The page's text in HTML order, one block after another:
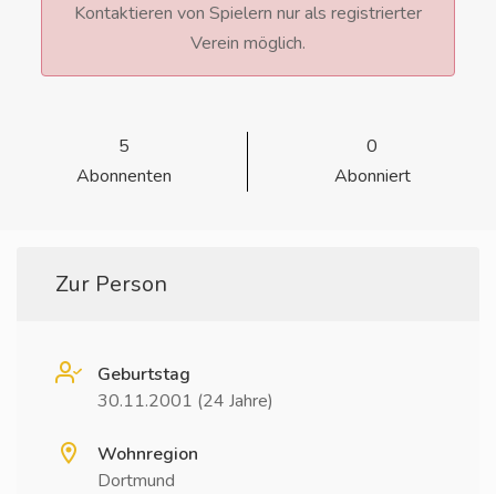
Kontaktieren von Spielern nur als registrierter
Verein möglich.
5
Abonnenten
0
Abonniert
Zur Person
Geburtstag
30.11.2001 (24 Jahre)
Wohnregion
Dortmund